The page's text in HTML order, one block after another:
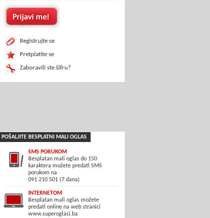
Registrujte se
Pretplatite se
Zaboravili ste šifru?
POŠALJITE BESPLATNI MALI OGLAS
SMS PORUKOM
Besplatan mali oglas do 150
karaktera možete predati SMS
porukom na
091 210 501 (7 dana)
INTERNETOM
Besplatan mali oglas možete
predati online na web stranici
www.superoglasi.ba